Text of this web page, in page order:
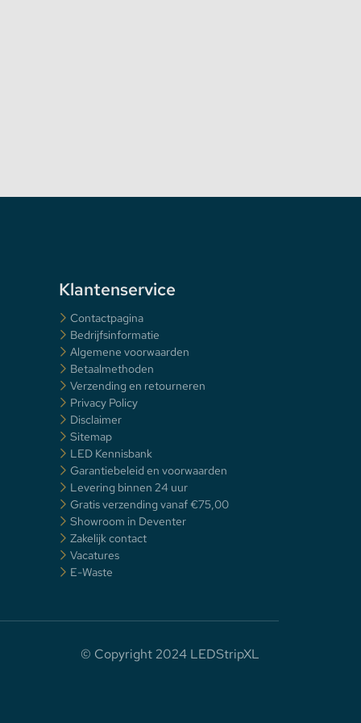
Klantenservice
Contactpagina
Bedrijfsinformatie
Algemene voorwaarden
Betaalmethoden
Verzending en retourneren
Privacy Policy
Disclaimer
Sitemap
LED Kennisbank
Garantiebeleid en voorwaarden
Levering binnen 24 uur
Gratis verzending vanaf €75,00
Showroom in Deventer
Zakelijk contact
Vacatures
E-Waste
© Copyright 2024 LEDStripXL